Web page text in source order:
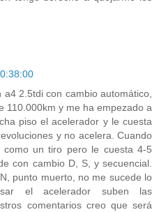
a4 2.5tdi con cambio automático,
110.000km y me ha empezado a
piso el acelerador y le cuesta
y no acelera. Cuando
como un tiro pero le cuesta 4-5
con cambio D, S, y secuencial.
punto muerto, no me sucede lo
el acelerador suben las
comentarios creo que será